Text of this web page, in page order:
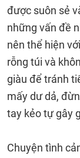
được suôn sẻ
những vấn đề
nên thể hiện
rỗng túi và
giàu để tránh
mấy dư dả,
tay kẻo tự gây
Chuyện tình